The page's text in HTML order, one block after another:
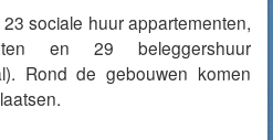
sociale huur appartementen,
en 29 beleggershuur
Rond de gebouwen komen